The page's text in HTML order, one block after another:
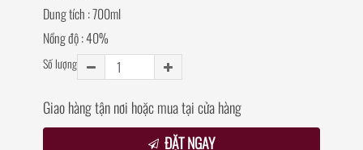
Dung tích : 700ml
Nồng độ : 40%
Số lượng
Giao hàng tận nơi hoặc mua tại cửa hàng
ĐẶT NGAY